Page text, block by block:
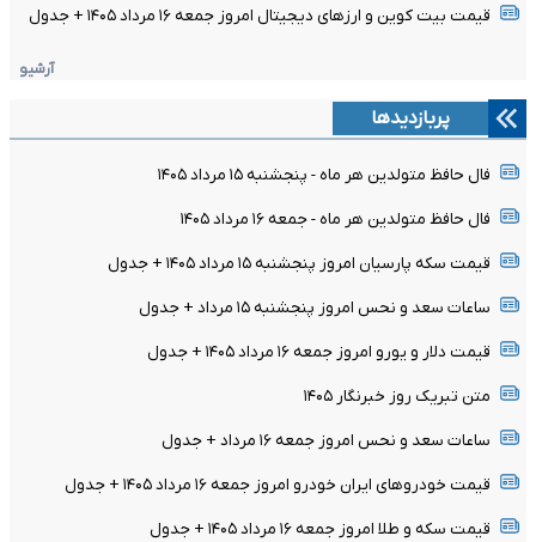
قیمت بیت کوین و ارز‌های دیجیتال امروز جمعه ۱۶ مرداد ۱۴۰۵ + جدول
آرشیو
پربازدیدها
فال حافظ متولدین هر ماه - پنجشنبه ۱۵ مرداد ۱۴۰۵
فال حافظ متولدین هر ماه - جمعه ۱۶ مرداد ۱۴۰۵
قیمت سکه پارسیان امروز پنجشنبه ۱۵ مرداد ۱۴۰۵ + جدول
ساعات سعد و نحس امروز پنجشنبه ۱۵ مرداد + جدول
قیمت دلار و یورو امروز جمعه ۱۶ مرداد ۱۴۰۵ + جدول
متن تبریک روز خبرنگار ۱۴۰۵
ساعات سعد و نحس امروز جمعه ۱۶ مرداد + جدول
قیمت خودرو‌های ایران خودرو امروز جمعه ۱۶ مرداد ۱۴۰۵ + جدول
قیمت سکه و طلا امروز جمعه ۱۶ مرداد ۱۴۰۵ + جدول